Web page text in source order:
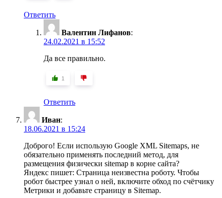
Ответить
Валентин Лифанов:
24.02.2021 в 15:52
Да все правильно.
1
Ответить
Иван:
18.06.2021 в 15:24
Доброго! Если использую Google XML Sitemaps, не
обязательно применять последний метод, для
размещения физически sitemap в корне сайта?
Яндекс пишет: Страница неизвестна роботу. Чтобы
робот быстрее узнал о ней, включите обход по счётчику
Метрики и добавьте страницу в Sitemap.